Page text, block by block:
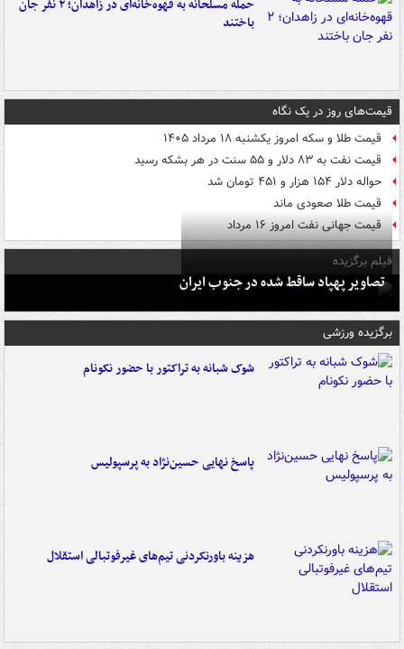
حمله مسلحانه به قهوه‌خانه‌ای در زاهدان؛ ۲ نفر جان
باختند
قیمت‌های روز در یک نگاه
قیمت طلا و سکه امروز یکشنبه ۱۸ مرداد ۱۴۰۵
قیمت نفت به ۸۳ دلار و ۵۵ سنت در هر بشکه رسید
حواله دلار ۱۵۴ هزار و ۴۵۱ تومان شد
قیمت طلا صعودی ماند
قیمت جهانی نفت امروز ۱۶ مرداد
فیلم برگزیده
تصاویر پهپاد ساقط شده در جنوب ایران
برگزیده ورزشی
شوک شبانه به تراکتور با حضور نکونام
پاسخ نهایی حسین‌نژاد به پرسپولیس
هزینه باورنکردنی تیم‌های غیرفوتبالی استقلال